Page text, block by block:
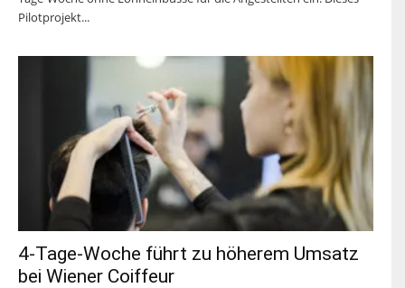
Pilotprojekt...
4-Tage-Woche führt zu höherem Umsatz
bei Wiener Coiffeur